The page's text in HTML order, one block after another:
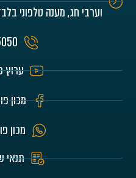
וערבי חג, מענה טלפוני
ערוץ
מכון
מכון
תנאי